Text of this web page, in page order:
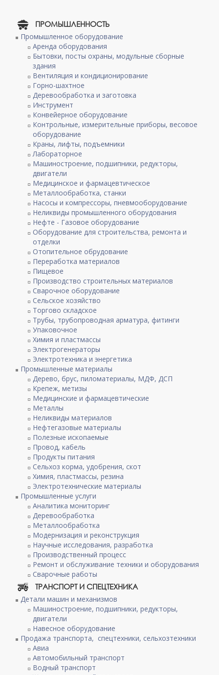
ПРОМЫШЛЕННОСТЬ
Промышленное оборудование
Аренда оборудования
Бытовки, посты охраны, модульные сборные
здания
Вентиляция и кондиционирование
Горно-шахтное
Деревообработка и заготовка
Инструмент
Конвейерное оборудование
Контрольные, измерительные приборы, весовое
оборудование
Краны, лифты, подъемники
Лабораторное
Машиностроение, подшипники, редукторы,
двигатели
Медицинское и фармацевтическое
Металлообработка, станки
Насосы и компрессоры, пневмооборудование
Неликвиды промышленного оборудования
Нефте - Газовое оборудование
Оборудование для строительства, ремонта и
отделки
Отопительное обрудование
Переработка материалов
Пищевое
Производство строительных материалов
Сварочное оборудование
Сельское хозяйство
Торгово складское
Трубы, трубопроводная арматура, фитинги
Упаковочное
Химия и пластмассы
Электрогенераторы
Электротехника и энергетика
Промышленные материалы
Дерево, брус, пиломатериалы, МДФ, ДСП
Крепеж, метизы
Медицинские и фармацевтические
Металлы
Неликвиды материалов
Нефтегазовые материалы
Полезные ископаемые
Провод, кабель
Продукты питания
Сельхоз корма, удобрения, скот
Химия, пластмассы, резина
Электротехнические материалы
Промышленные услуги
Аналитика мониторинг
Деревообработка
Металлообработка
Модернизация и реконструкция
Научные исследования, разработка
Производственный процесс
Ремонт и обслуживание техники и оборудования
Сварочные работы
ТРАНСПОРТ И СПЕЦТЕХНИКА
Детали машин и механизмов
Машиностроение, подшипники, редукторы,
двигатели
Навесное оборудование
Продажа транспорта, спецтехники, сельхозтехники
Авиа
Автомобильный транспорт
Водный транспорт